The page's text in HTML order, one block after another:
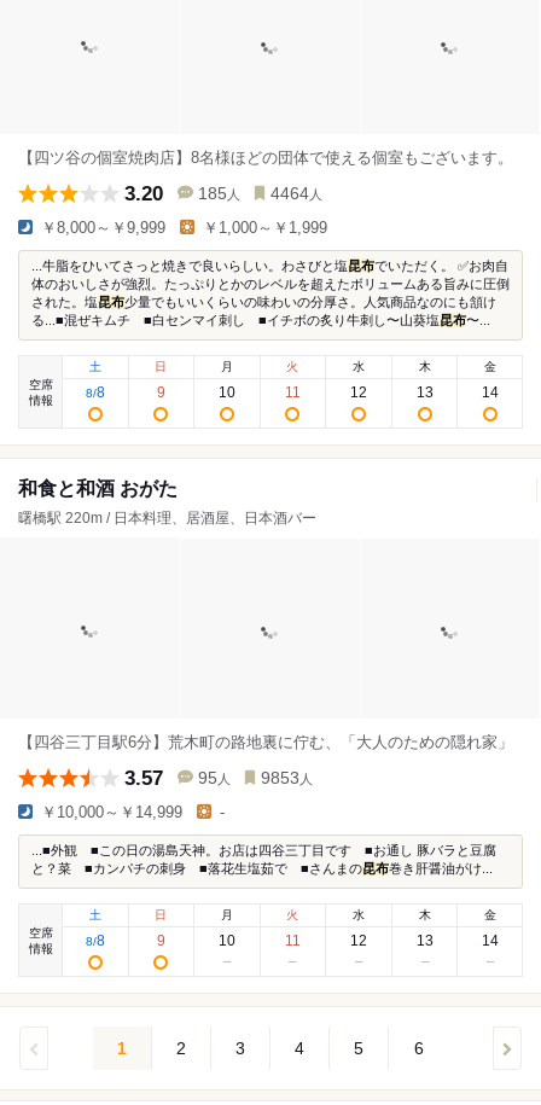
【四ツ谷の個室焼肉店】8名様ほどの団体で使える個室もございます。
3.20 185 人 4464 人
￥8,000～￥9,999 ￥1,000～￥1,999
...牛脂をひいてさっと焼きで良いらしい。わさびと塩昆布でいただく。 ✅お肉自
体のおいしさが強烈。たっぷりとかのレベルを超えたボリュームある旨みに圧倒
された。塩昆布少量でもいいくらいの味わいの分厚さ。人気商品なのにも頷け
る...■混ぜキムチ ■白センマイ刺し ■イチボの炙り牛刺し〜山葵塩昆布〜...
空席
情報
土
8/8
日
9
月
10
火
11
水
12
木
13
金
14
和食と和酒 おがた
曙橋駅 220m / 日本料理、居酒屋、日本酒バー
【四谷三丁目駅6分】荒木町の路地裏に佇む、「大人のための隠れ家」
3.57 95 人 9853 人
￥10,000～￥14,999 -
...■外観 ■この日の湯島天神。お店は四谷三丁目です ■お通し 豚バラと豆腐
と？菜 ■カンパチの刺身 ■落花生塩茹で ■さんまの昆布巻き肝醤油がけ...
空席
情報
土
8/8
日
9
月
10
火
11
水
12
木
13
金
14
1 2 3 4 5 6